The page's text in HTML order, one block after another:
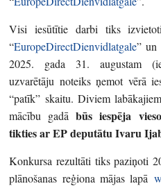
Visi iesūtītie darbi tiks
“EuropeDirectDienvidlatgale” un
2025. gada 31. augustam
uzvarētāju noteiks ņemot vērā
“patīk” skaitu. Diviem
mācību gadābūs iespēja
tikties ar EP deputātu Ivaru
Konkursa rezultāti tiks paziņoti
plānošanas reģiona mājas lapā